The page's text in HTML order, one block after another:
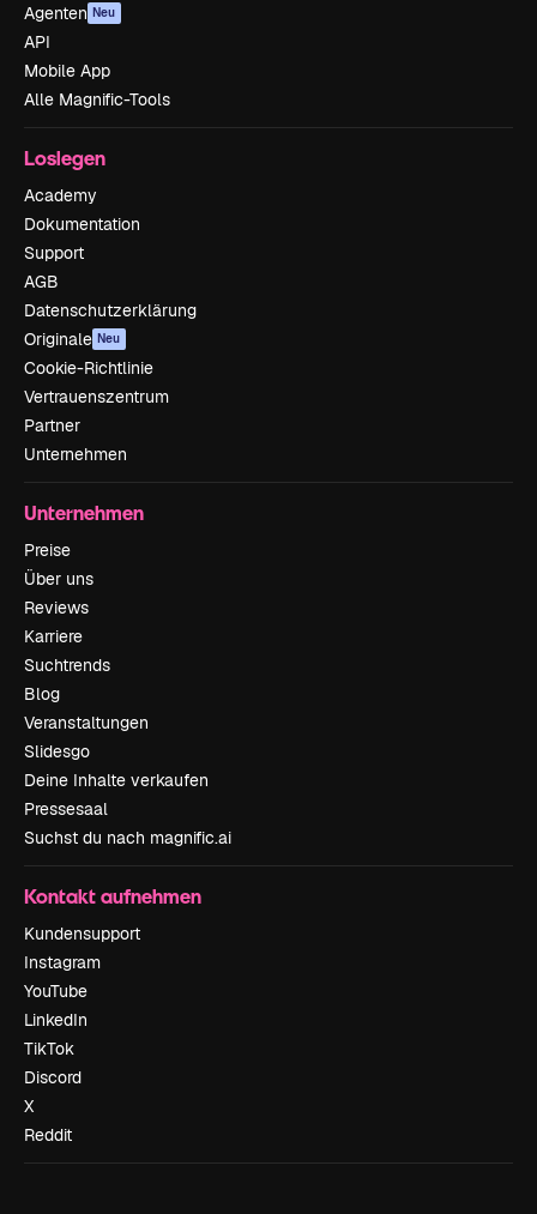
Agenten Neu
API
Mobile App
Alle Magnific-Tools
Loslegen
Academy
Dokumentation
Support
AGB
Datenschutzerklärung
Originale Neu
Cookie-Richtlinie
Vertrauenszentrum
Partner
Unternehmen
Unternehmen
Preise
Über uns
Reviews
Karriere
Suchtrends
Blog
Veranstaltungen
Slidesgo
Deine Inhalte verkaufen
Pressesaal
Suchst du nach magnific.ai
Kontakt aufnehmen
Kundensupport
Instagram
YouTube
LinkedIn
TikTok
Discord
X
Reddit